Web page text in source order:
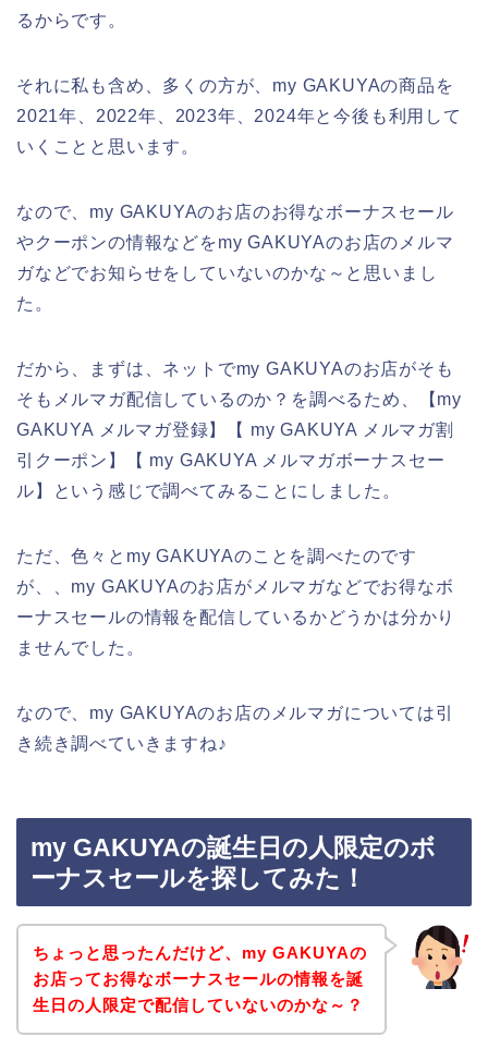
るからです。
それに私も含め、多くの方が、my GAKUYAの商品を
2021年、2022年、2023年、2024年と今後も利用して
いくことと思います。
なので、my GAKUYAのお店のお得なボーナスセール
やクーポンの情報などをmy GAKUYAのお店のメルマ
ガなどでお知らせをしていないのかな～と思いまし
た。
だから、まずは、ネットでmy GAKUYAのお店がそも
そもメルマガ配信しているのか？を調べるため、【my
GAKUYA メルマガ登録】【 my GAKUYA メルマガ割
引クーポン】【 my GAKUYA メルマガボーナスセー
ル】という感じで調べてみることにしました。
ただ、色々とmy GAKUYAのことを調べたのです
が、、my GAKUYAのお店がメルマガなどでお得なボ
ーナスセールの情報を配信しているかどうかは分かり
ませんでした。
なので、my GAKUYAのお店のメルマガについては引
き続き調べていきますね♪
my GAKUYAの誕生日の人限定のボ
ーナスセールを探してみた！
ちょっと思ったんだけど、my GAKUYAの
お店ってお得なボーナスセールの情報を誕
生日の人限定で配信していないのかな～？